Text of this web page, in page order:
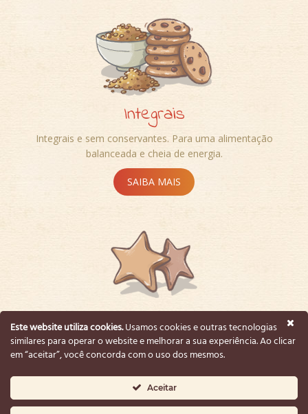
Integrais
Integrais e sem conservantes. Para uma alimentação
balanceada e cheia de energia.
SAIBA MAIS
Lançamentos
Produtos ricos em sabor para diversos fins. Experimente!
SAIBA MAIS
Este website utiliza cookies.Usamos cookies e outras tecnologias
similares para operar o website e melhorar a sua experiência. Ao clicar
em “aceitar”, você concorda com o uso dos mesmos.
Aceitar